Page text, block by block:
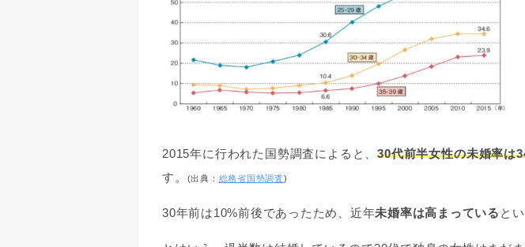
2015年に行われた国勢調査によると、30代前半女性の未婚率は
す。
(出典： 総務省国勢調査)
30年前は10%前後であったため、近年未婚率は高まっている と